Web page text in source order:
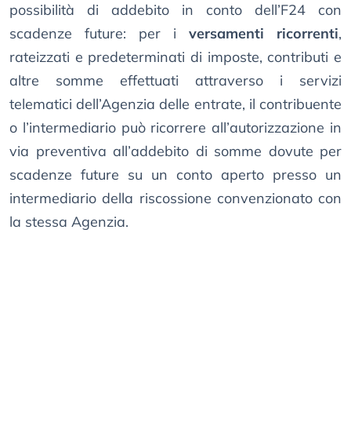
possibilità di addebito in conto dell’F24 con
scadenze future: per i versamenti ricorrenti,
rateizzati e predeterminati di imposte, contributi e
altre somme effettuati attraverso i servizi
telematici dell’Agenzia delle entrate, il contribuente
o l’intermediario può ricorrere all’autorizzazione in
via preventiva all’addebito di somme dovute per
scadenze future su un conto aperto presso un
intermediario della riscossione convenzionato con
la stessa Agenzia.